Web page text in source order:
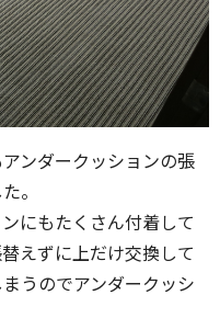
ンダークッションの張
。
にもたくさん付着して
えずに上だけ交換して
うのでアンダークッシ